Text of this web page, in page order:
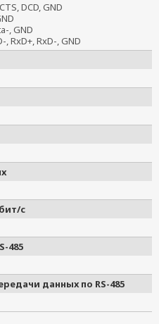
DCD, GND
, GND
, RxD+, RxD-, GND
с
485
данных по RS-485